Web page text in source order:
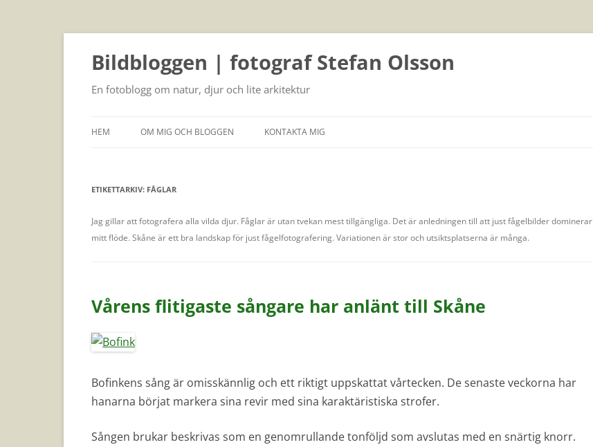
Bildbloggen | fotograf Stefan Olsson
En fotoblogg om natur, djur och lite arkitektur
HEM OM MIG OCH BLOGGEN KONTAKTA MIG
ETIKETTARKIV: FÅGLAR
Jag gillar att fotografera alla vilda djur. Fåglar är utan tvekan mest tillgängliga. Det är anledningen till att just fågelbilder dominerar
mitt flöde. Skåne är ett bra landskap för just fågelfotografering. Variationen är stor och utsiktsplatserna är många.
Vårens flitigaste sångare har anlänt till Skåne
Bofinkens sång är omisskännlig och ett riktigt uppskattat vårtecken. De senaste veckorna har
hanarna börjat markera sina revir med sina karaktäristiska strofer.
Sången brukar beskrivas som en genomrullande tonföljd som avslutas med en snärtig knorr.